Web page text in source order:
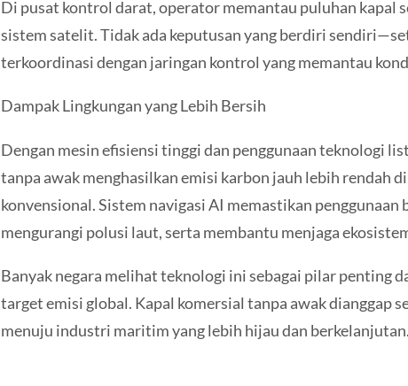
Di pusat kontrol darat, operator memantau puluhan kapal
sistem satelit. Tidak ada keputusan yang berdiri
terkoordinasi dengan jaringan kontrol yang memantau
Dampak Lingkungan yang Lebih Bersih
Dengan mesin efisiensi tinggi dan penggunaan teknologi
tanpa awak menghasilkan emisi karbon jauh lebih rendah
konvensional. Sistem navigasi AI memastikan penggunaan
mengurangi polusi laut, serta membantu menjaga
Banyak negara melihat teknologi ini sebagai pilar penting
target emisi global. Kapal komersial tanpa awak dianggap
menuju industri maritim yang lebih hijau dan berkelanjutan.